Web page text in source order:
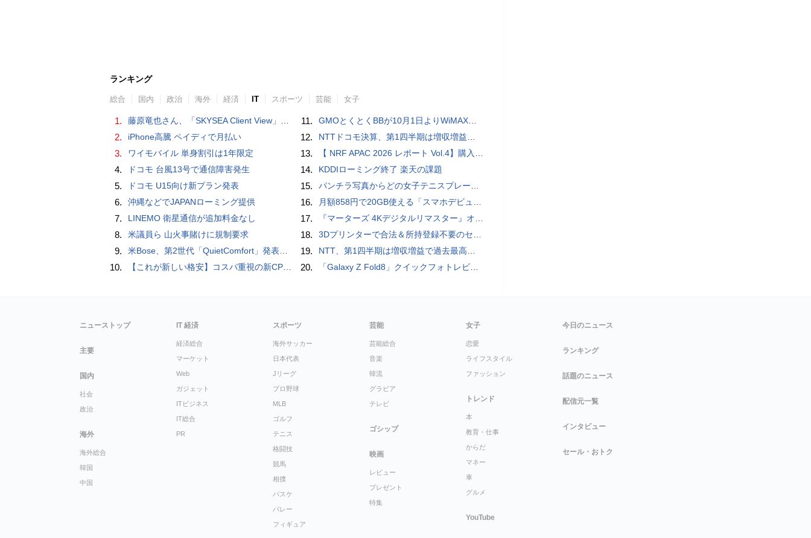
ランキング
総合 国内 政治 海外 経済 IT スポーツ 芸能 女子
1. 藤原竜也さん、「SKYSEA Client View」新CMで「AI労務改善」をアピール 働き方をAIが分析したら「すぐに休んで」と言われる？
2. iPhone高騰 ペイディで月払い
3. ワイモバイル 単身割引は1年限定
4. ドコモ 台風13号で通信障害発生
5. ドコモ U15向け新プラン発表
6. 沖縄などでJAPANローミング提供
7. LINEMO 衛星通信が追加料金なし
8. 米議員ら 山火事賭けに規制要求
9. 米Bose、第2世代「QuietComfort」発表 ノイキャン強化、メガネ着用時の低下を抑制
10. 【これが新しい格安】コスパ重視の新CPUを搭載した「 Beelink EQi Wildcat Lake Core 3 304」をレビューします。なんと10G LANも搭載していますよ
11. GMOとくとくBBが10月1日よりWiMAXなど月額605円値上げ！全6種の重要変更を徹底解説
12. NTTドコモ決算、第1四半期は増収増益 通信収入に底打ちの兆し、金融・AIを強化
13. 【 NRF APAC 2026 レポート Vol.4】購入の瞬間に眠る価値 Transaction Momentとリテールの次の成長戦略
14. KDDIローミング終了 楽天の課題
15. パンチラ写真からどの女子テニスプレーヤーのものなのか当てるクイズ「Tennis Upskirts」
16. 月額858円で20GB使える「スマホデビュープラン U15」ドコモが提供、ahamoも割引になる親子割も
17. 『マーターズ 4Kデジタルリマスター』オールナイト上映、鬼畜な併映作品が決定 全部観たら“生還証”をプレゼント［ホラー通信］
18. 3Dプリンターで合法＆所持登録不要のセミオートマチック銃を自作、発砲試験にも成功した猛者が登場
19. NTT、第1四半期は増収増益で過去最高 IOWNや分散GPUの取り組みを説明
20. 「Galaxy Z Fold8」クイックフォトレビュー
ニューストップ
主要
国内
社会
政治
海外
海外総合
韓国
中国
IT 経済
経済総合
マーケット
Web
ガジェット
ITビジネス
IT総合
PR
スポーツ
海外サッカー
日本代表
Jリーグ
プロ野球
MLB
ゴルフ
テニス
格闘技
競馬
相撲
バスケ
バレー
フィギュア
芸能
芸能総合
音楽
韓流
グラビア
テレビ
ゴシップ
映画
レビュー
プレゼント
特集
女子
恋愛
ライフスタイル
ファッション
トレンド
本
教育・仕事
からだ
マネー
車
グルメ
YouTube
今日のニュース
ランキング
話題のニュース
配信元一覧
インタビュー
セール・おトク